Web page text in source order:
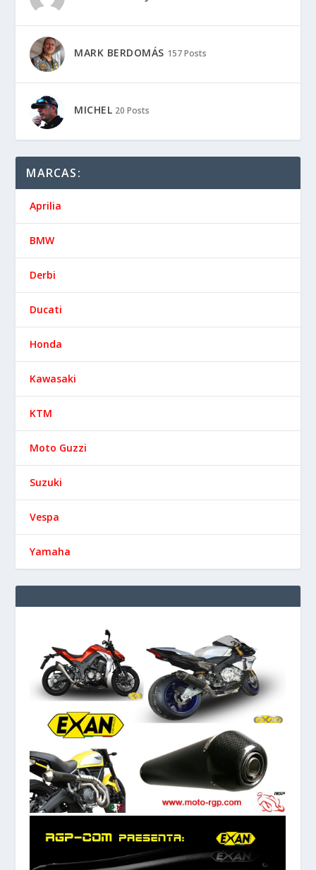
MARK BERDOMÁS 157 Posts
MICHEL 20 Posts
MARCAS:
Aprilia
BMW
Derbi
Ducati
Honda
Kawasaki
KTM
Moto Guzzi
Suzuki
Vespa
Yamaha